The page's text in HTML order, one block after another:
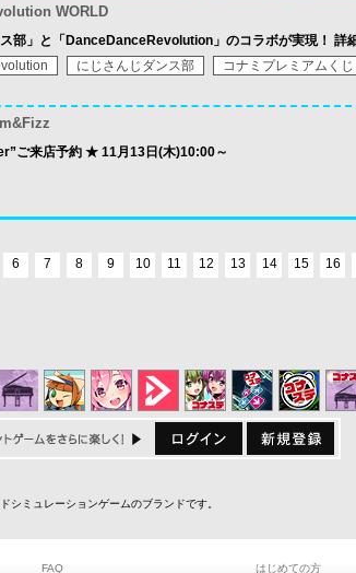
WORLD
ス部」と「DanceDanceRevolution」のコラボが実現！ 詳
にじさんじダンス部
コナミプレミアムくじ
ご来店予約 ★ 11月13日(木)10:00～
6 7 8 9 10 11 12 13 14 15 16
シミュレーションゲームのブランドです。
FAQ はじめての方